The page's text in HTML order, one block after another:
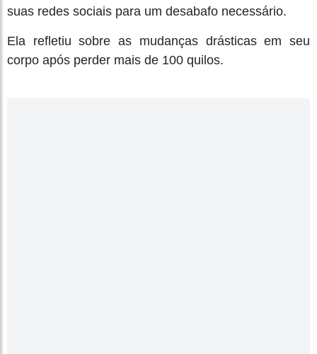
suas redes sociais para um desabafo necessário.
Ela refletiu sobre as mudanças drásticas em seu
corpo após perder mais de 100 quilos.